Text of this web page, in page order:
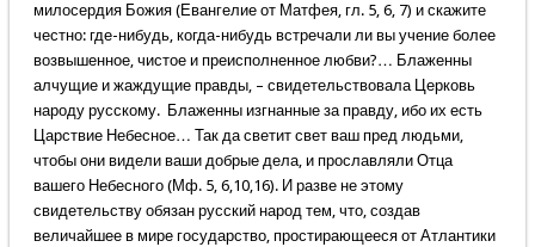
милосердия Божия (Евангелие от Матфея, гл. 5, 6, 7) и скажите
честно: где-нибудь, когда-нибудь встречали ли вы учение более
возвышенное, чистое и преисполненное любви?… Блаженны
алчущие и жаждущие правды, – свидетельствовала Церковь
народу русскому. Блаженны изгнанные за правду, ибо их есть
Царствие Небесное… Так да светит свет ваш пред людьми,
чтобы они видели ваши добрые дела, и прославляли Отца
вашего Небесного (Мф. 5, 6,10,16). И разве не этому
свидетельству обязан русский народ тем, что, создав
величайшее в мире государство, простирающееся от Атлантики